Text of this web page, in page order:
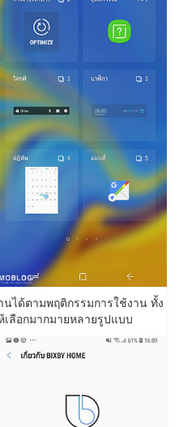
ได้ตามพฤติกรรมการใช้งาน ทั้ง
เลือกมากมายหลายรูปแบบ